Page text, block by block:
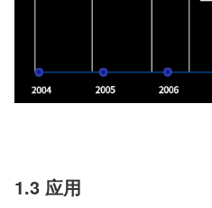
1.3 应用